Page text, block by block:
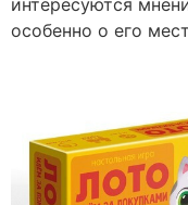
особенно о его